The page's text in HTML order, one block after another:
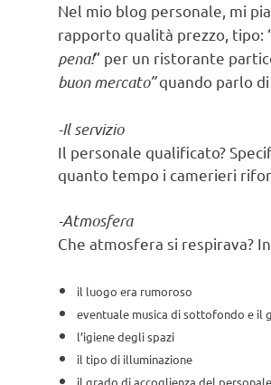
Nel mio blog personale, mi
rapporto qualità prezzo, tipo:
pena!” per un ristorante
buon mercato”quando parlo
-Il servizio
Il personale qualificato?
quanto tempo i camerieri
-Atmosfera
Che atmosfera si respirava?
il luogo era rumoroso
eventuale musica di sottofondo e il
l’igiene degli spazi
il tipo di illuminazione
il grado di accoglienza del personale